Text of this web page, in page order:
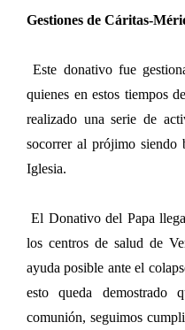
Gestiones de Cáritas-
Este donativo fue
quienes en estos tiempos
realizado una serie de
socorrer al prójimo siendo
Iglesia.
El Donativo del Papa
los centros de salud de
ayuda posible ante el
esto queda demostrado
comunión, seguimos